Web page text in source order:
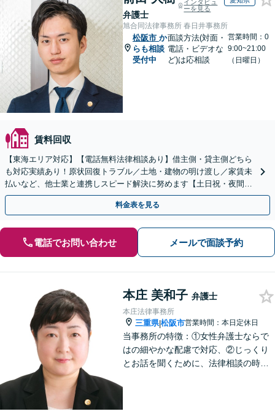
弁護士
インタビュ
ーを見る
旭合同法律事務所 春日井事務所
松阪市 か
らも相談
受付中
面談方法(対面・
電話・ビデオな
ど)は応相談
営業時間：0
9:00~21:00
（日曜日）
賃料回収
【東海エリア対応】【電話無料法律相談あり】借主側・貸主側どちら
も対応実績あり！原状回復トラブル／土地・建物の明け渡し／家賃未
払いなど、他士業と連携しスピード解決に努めます【土日祝・夜間対
応】【オンライン面談可】【完全個室】
料金表を見る
電話でお問い合わせ メールで面談予約
本庄 美和子 弁護士
本庄法律事務所
三重県|松阪市営業時間：本日定休日
当事務所の特徴：①女性弁護士ならで
はの細やかな配慮で対応、②じっくり
とお話を聞くために、法律相談の時間